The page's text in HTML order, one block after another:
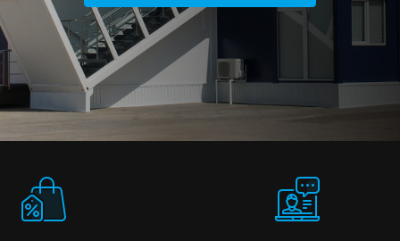
произведено более 5000 единиц
продукции.